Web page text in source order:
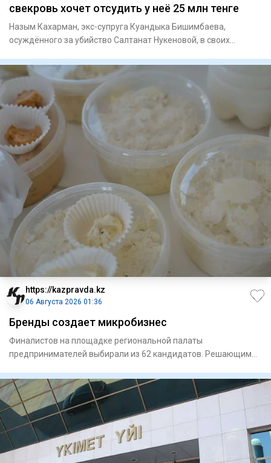
свекровь хочет отсудить у неё 25 млн тенге
Назым Кахарман, экс-супруга Куандыка Бишимбаева,
осуждённого за убийство Салтанат Нукеновой, в своих
https://kazpravda.kz
06 Августа 2026 01:36
Бренды создает микробизнес
Финалистов на площадке региональной палаты
предпринимателей выбирали из 62 кандидатов. Решающим